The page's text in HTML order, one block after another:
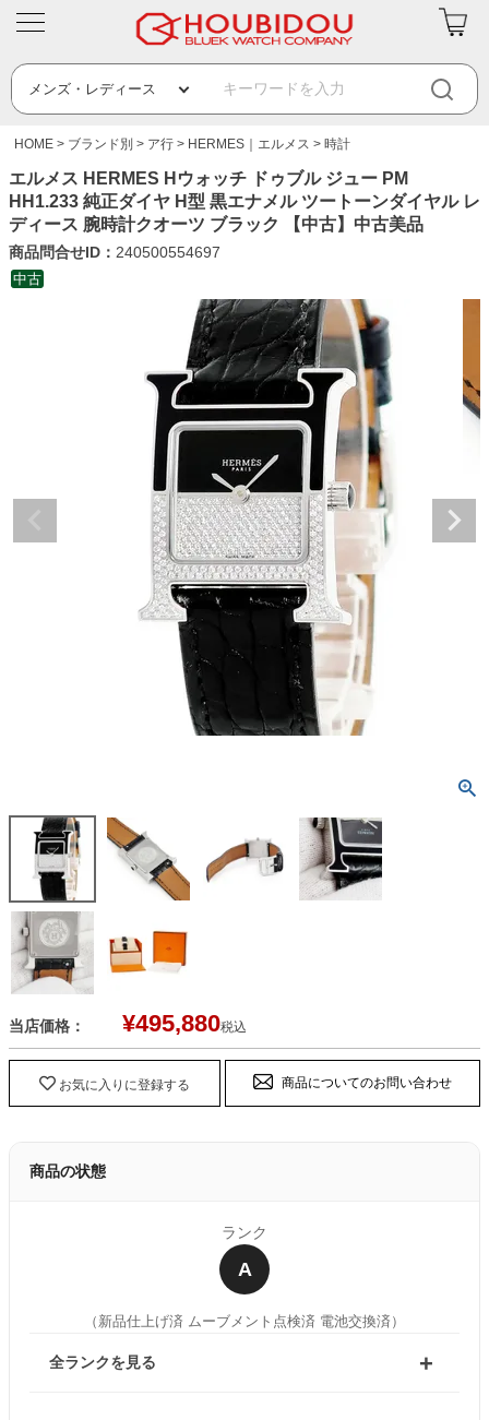
HOME ブランド別 ア行 HERMES｜エルメス 時計
エルメス HERMES Hウォッチ ドゥブル ジュー PM
HH1.233 純正ダイヤ H型 黒エナメル ツートーンダイヤル レ
ディース 腕時計クオーツ ブラック 【中古】中古美品
商品問合せID： 240500554697
中古
当店価格： ¥495,880税込
お気に入りに登録する 商品についてのお問い合わせ
商品の状態
ランク
A
（新品仕上げ済 ムーブメント点検済 電池交換済）
全ランクを見る